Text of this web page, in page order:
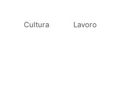
Cultura Lavoro